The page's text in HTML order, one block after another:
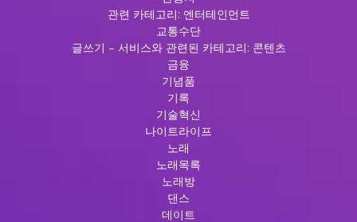
관련 카테고리: 엔터테인먼트
교통수단
글쓰기 – 서비스와 관련된 카테고리: 콘텐츠
금융
기념품
기록
기술혁신
나이트라이프
노래
노래목록
노래방
댄스
데이트